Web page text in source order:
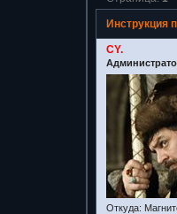
Инструкция
CY.
Откуда: